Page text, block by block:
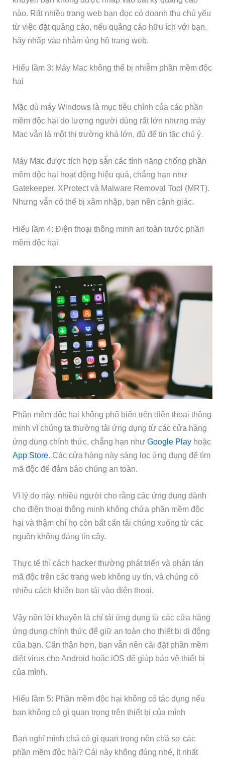
nào. Rất nhiều trang web bạn đọc có doanh thu chủ yếu
từ việc đặt quảng cáo, nếu quảng cáo hữu ích với bạn,
hãy nhấp vào nhằm ủng hộ trang web.
Hiểu lầm 3: Máy Mac không thể bị nhiễm phần mềm độc
hại
Mặc dù máy Windows là mục tiêu chính của các phần
mềm độc hại do lượng người dùng rất lớn nhưng máy
Mac vẫn là một thị trường khá lớn, đủ để tin tặc chú ý.
Máy Mac được tích hợp sẵn các tính năng chống phần
mềm độc hại hoạt động hiệu quả, chẳng hạn như
Gatekeeper, XProtect và Malware Removal Tool (MRT).
Nhưng vẫn có thể bị xâm nhập, bạn nên cảnh giác.
Hiểu lầm 4: Điện thoại thông minh an toàn trước phần
mềm độc hại
Phần mềm độc hại không phổ biến trên điện thoại thông
minh vì chúng ta thường tải ứng dụng từ các cửa hàng
ứng dụng chính thức, chẳng hạn nhưGoogle Play hoặc
App Store. Các cửa hàng này sàng lọc ứng dụng để tìm
mã độc để đảm bảo chúng an toàn.
Vì lý do này, nhiều người cho rằng các ứng dụng dành
cho điện thoại thông minh không chứa phần mềm độc
hại và thậm chí họ còn bất cẩn tải chúng xuống từ các
nguồn không đáng tin cậy.
Thực tế thì cách hacker thường phát triển và phán tán
mã độc trên các trang web không uy tín, và chúng có
nhiều cách khiến bạn tải vào điện thoại.
Vậy nên lời khuyên là chỉ tải ứng dụng từ các cửa hàng
ứng dụng chính thức để giữ an toàn cho thiết bị di động
của bạn. Cẩn thận hơn, bạn vẫn nên cài đặt phần mềm
diệt virus cho Android hoặc iOS để giúp bảo vệ thiết bị
của mình.
Hiểu lầm 5: Phần mềm độc hại không có tác dụng nếu
bạn không có gì quan trọng trên thiết bị của mình
Bạn nghĩ mình chả có gì quan trọng nên chả sợ các
phần mềm độc hài? Cái này không đúng nhé, ít nhất